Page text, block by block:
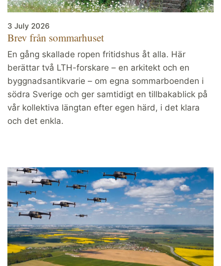
3 July 2026
Brev från sommarhuset
En gång skallade ropen fritidshus åt alla. Här
berättar två LTH-forskare – en arkitekt och en
byggnadsantikvarie – om egna sommarboenden i
södra Sverige och ger samtidigt en tillbakablick på
vår kollektiva längtan efter egen härd, i det klara
och det enkla.